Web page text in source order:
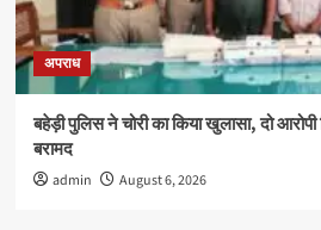
अपराध
बहेड़ी पुलिस ने चोरी का किया खुलासा, दो
बरामद
admin August 6, 2026